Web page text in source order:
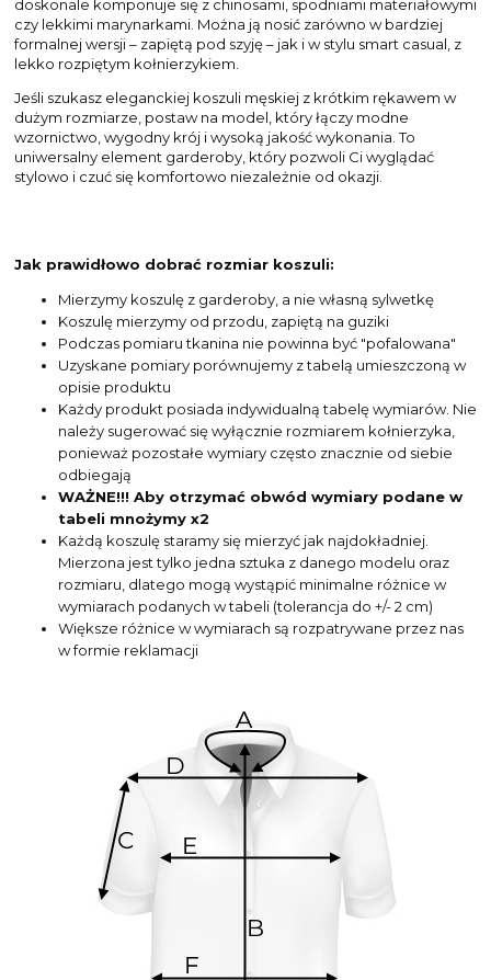
doskonale komponuje się z chinosami, spodniami materiałowymi
czy lekkimi marynarkami. Można ją nosić zarówno w bardziej
formalnej wersji – zapiętą pod szyję – jak i w stylu smart casual, z
lekko rozpiętym kołnierzykiem.
Jeśli szukasz eleganckiej koszuli męskiej z krótkim rękawem w
dużym rozmiarze, postaw na model, który łączy modne
wzornictwo, wygodny krój i wysoką jakość wykonania. To
uniwersalny element garderoby, który pozwoli Ci wyglądać
stylowo i czuć się komfortowo niezależnie od okazji.
Jak prawidłowo dobrać rozmiar koszuli:
Mierzymy koszulę z garderoby, a nie własną sylwetkę
Koszulę mierzymy od przodu, zapiętą na guziki
Podczas pomiaru tkanina nie powinna być "pofalowana"
Uzyskane pomiary porównujemy z tabelą umieszczoną w
opisie produktu
Każdy produkt posiada indywidualną tabelę wymiarów. Nie
należy sugerować się wyłącznie rozmiarem kołnierzyka,
ponieważ pozostałe wymiary często znacznie od siebie
odbiegają
WAŻNE!!! Aby otrzymać obwód wymiary podane w
tabeli mnożymy x2
Każdą koszulę staramy się mierzyć jak najdokładniej.
Mierzona jest tylko jedna sztuka z danego modelu oraz
rozmiaru, dlatego mogą wystąpić minimalne różnice w
wymiarach podanych w tabeli (tolerancja do +/- 2 cm)
Większe różnice w wymiarach są rozpatrywane przez nas
w formie reklamacji